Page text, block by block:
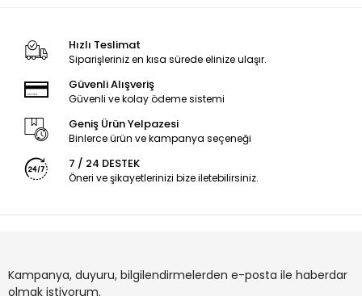
Hızlı Teslimat
Siparişleriniz en kısa sürede elinize ulaşır.
Güvenli Alışveriş
Güvenli ve kolay ödeme sistemi
Geniş Ürün Yelpazesi
Binlerce ürün ve kampanya seçeneği
7 / 24 DESTEK
Öneri ve şikayetlerinizi bize iletebilirsiniz.
Kampanya, duyuru, bilgilendirmelerden e-posta ile haberdar
olmak istiyorum.